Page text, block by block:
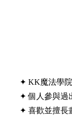
✦ KK魔法學院
✦ 個人參與過
✦ 喜歡並擅長